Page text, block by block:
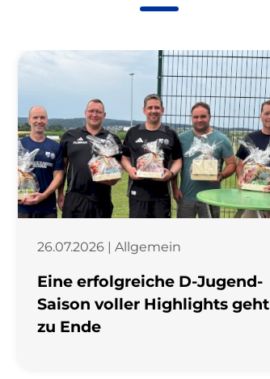
26.07.2026 | Allgemein
Eine erfolgreiche D-Jugend-
Saison voller Highlights geht
zu Ende